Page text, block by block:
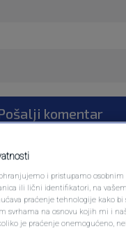
komentar
i pristupamo osobnim
ili lični identifikatori, na
praćenje tehnologije kako bi
svrhama na osnovu kojih mi i
je praćenje onemogućeno,